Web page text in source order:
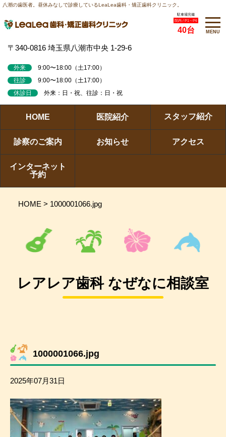
八潮の歯医者。昼休みなしで診療しているLeaLea歯科・矯正歯科クリニック。
〒340-0816 埼玉県八潮市中央 1-29-6
駐車場完備
院内 / P1～P6
40台 MENU
外来 9:00〜18:00（土17:00）
往診 9:00〜18:00（土17:00）
休診日 外来：日・祝、往診：日・祝
HOME 医院紹介 スタッフ紹介
診察のご案内 お知らせ アクセス
インターネット
予約
HOME > 1000001066.jpg
レアレア歯科 なぜなに相談室
1000001066.jpg
2025年07月31日